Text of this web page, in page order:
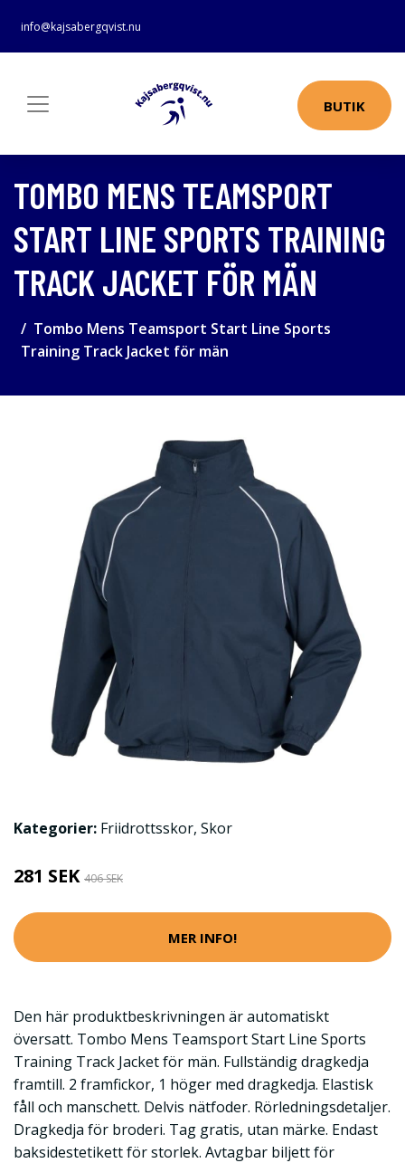
info@kajsabergqvist.nu
BUTIK
TOMBO MENS TEAMSPORT
START LINE SPORTS TRAINING
TRACK JACKET FÖR MÄN
Tombo Mens Teamsport Start Line Sports
Training Track Jacket för män
Kategorier: Friidrottsskor, Skor
281 SEK 406 SEK
MER INFO!
Den här produktbeskrivningen är automatiskt
översatt. Tombo Mens Teamsport Start Line Sports
Training Track Jacket för män. Fullständig dragkedja
framtill. 2 framfickor, 1 höger med dragkedja. Elastisk
fåll och manschett. Delvis nätfoder. Rörledningsdetaljer.
Dragkedja för broderi. Tag gratis, utan märke. Endast
baksidestetikett för storlek. Avtagbar biljett för